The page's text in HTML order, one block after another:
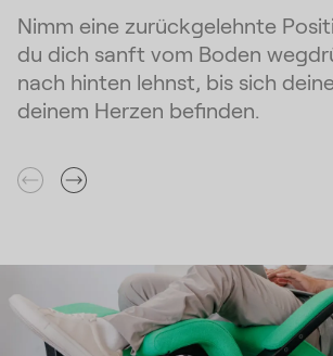
Nimm eine zurückgelehnte
du dich sanft vom Boden
nach hinten lehnst, bis sich
deinem Herzen befinden.